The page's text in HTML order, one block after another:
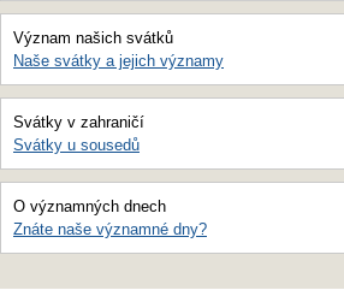
Význam našich svátků
Naše svátky a jejich významy
Svátky v zahraničí
Svátky u sousedů
O významných dnech
Znáte naše významné dny?